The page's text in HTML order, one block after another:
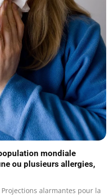
mondiale
ou plusieurs allergies,
Projections alarmantes pour la